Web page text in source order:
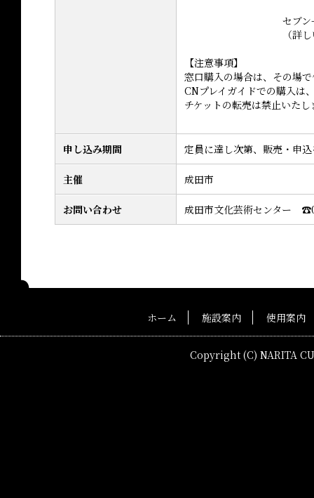
セブン-イレブン
（詳しい購
【注意事項】
窓口購入の場合は、その場
CNプレイガイドでの購入は
チケットの転売は禁止いたし
申し込み期間 定員に達し次第、販売・申
主催 成田市
お問い合わせ 成田市文化芸術センター
ホーム 施設案内 使用案内
Copyright (C) NARITA